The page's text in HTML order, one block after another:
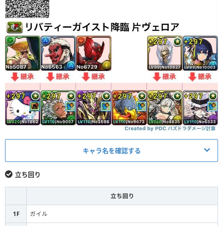
キャラ名を確認する
ヴェロアキティ ガイル
S 超転生ヴィシュヌ
立ち回り
立ち回り
1F ガイル